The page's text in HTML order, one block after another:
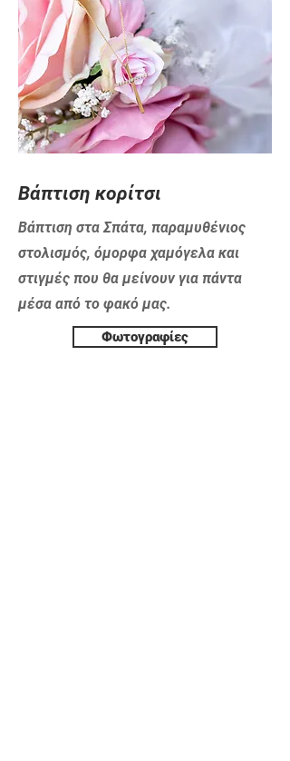
​Βάπτιση κορίτσι
Βάπτιση στα Σπάτα, παραμυθένιος
στολισμός, όμορφα χαμόγελα και
στιγμές που θα μείνουν για πάντα
μέσα από το φακό μας.
Φωτογραφίες